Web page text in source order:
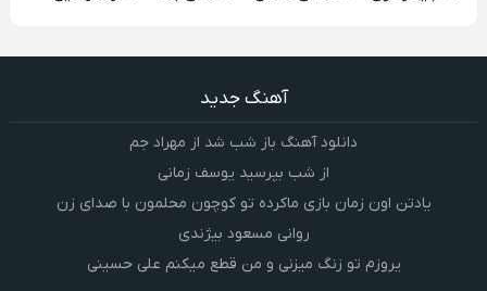
آهنگ جدید
دانلود آهنگ باز شب شد از مهراد جم
از شب بپرسید یوسف زمانی
یادتن اون زمان بازی ماکرده تو کوچون محلمون با صدای زن
روانی مسعود بیژندی
یروزم تو زنگ میزنی و من قطع میکنم علی حسینی